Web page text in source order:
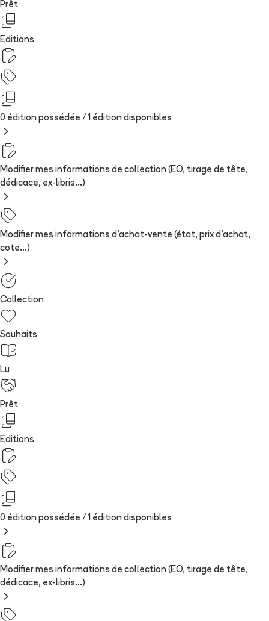
Prêt
Editions
0 édition possédée / 1 édition disponibles
Modifier mes informations de collection (EO, tirage de tête,
dédicace, ex-libris...)
Modifier mes informations d'achat-vente (état, prix d'achat,
cote...)
Collection
Souhaits
Lu
Prêt
Editions
0 édition possédée / 1 édition disponibles
Modifier mes informations de collection (EO, tirage de tête,
dédicace, ex-libris...)